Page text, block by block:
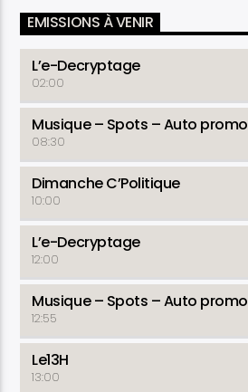
EMISSIONS À VENIR
L’e-Decryptage
02:00
Musique – Spots – Auto promo
08:30
Dimanche C’Politique
10:00
L’e-Decryptage
12:00
Musique – Spots – Auto promo
12:55
Le13H
13:00